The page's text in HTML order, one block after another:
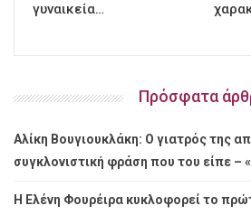
γυναικεία…
Πρόσφατα
Αλίκη Βουγιουκλάκη: Ο γιατρός της
συγκλονιστική φράση που του είπε –
Η Ελένη Φουρέιρα κυκλοφορεί το